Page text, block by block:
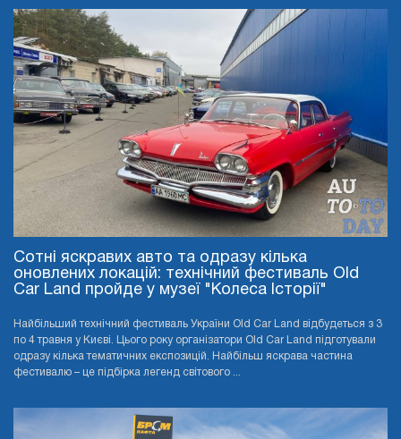
Сотні яскравих авто та одразу кілька
оновлених локацій: технічний фестиваль Old
Car Land пройде у музеї "Колеса Історії"
Найбільший технічний фестиваль України Old Car Land відбудеться з 3
по 4 травня у Києві. Цього року організатори Old Car Land підготували
одразу кілька тематичних експозицій. Найбільш яскрава частина
фестивалю – це підбірка легенд світового ...